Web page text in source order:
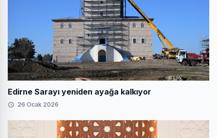
Edirne Sarayı yeniden ayağa kalkıyor
26 Ocak 2026